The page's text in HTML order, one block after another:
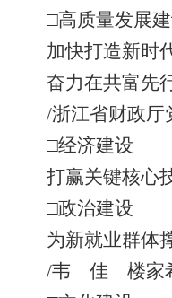
□高质量发展建
加快打造新时
奋力在共富先行
/浙江省财政厅
□经济建设
打赢关键核心
□政治建设
为新就业群体撑
/韦 佳 楼家